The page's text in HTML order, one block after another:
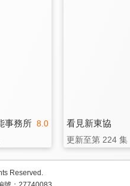
8.0
事務所 看見新東協
更新至第 224 集
Reserved.